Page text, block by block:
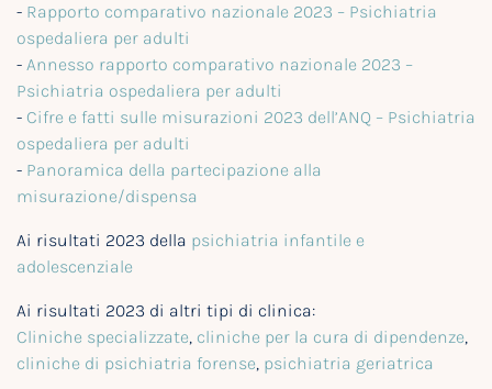
- Rapporto comparativo nazionale 2023 – Psichiatria
ospedaliera per adulti
- Annesso rapporto comparativo nazionale 2023 –
Psichiatria ospedaliera per adulti
- Cifre e fatti sulle misurazioni 2023 dell’ANQ – Psichiatria
ospedaliera per adulti
- Panoramica della partecipazione alla
misurazione/dispensa
Ai risultati 2023 della psichiatria infantile e
adolescenziale
Ai risultati 2023 di altri tipi di clinica:
Cliniche specializzate, cliniche per la cura di dipendenze,
cliniche di psichiatria forense, psichiatria geriatrica